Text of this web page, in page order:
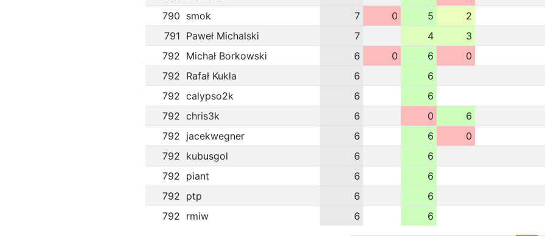
790 smok 7 0 5
2
791 Paweł Michalski 7 4
3
792 Michał Borkowski 6 0 6
0
792 Rafał Kukla 6
6
792 calypso2k 6
6
792 chris3k 6 0
6
792 jacekwegner 6 6
0
792 kubusgol 6
6
792 piant 6
6
792 ptp 6
6
792 rmiw 6 6